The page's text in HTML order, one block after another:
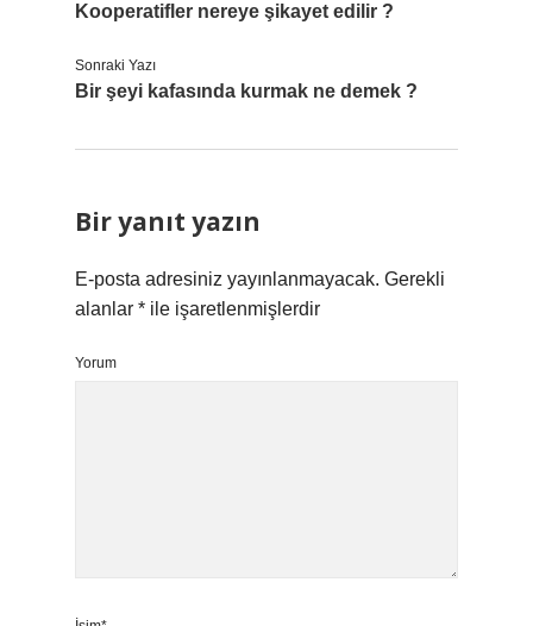
Kooperatifler nereye şikayet edilir ?
Sonraki Yazı
Bir şeyi kafasında kurmak ne demek ?
Bir yanıt yazın
E-posta adresiniz yayınlanmayacak. Gerekli
alanlar * ile işaretlenmişlerdir
Yorum